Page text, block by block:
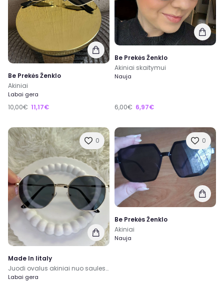
Be Prekės Ženklo
Akiniai
Labai gera
10,00€ 11,17€
Be Prekės Ženklo
Akiniai skaitymui
Nauja
6,00€ 6,97€
0
Made In Iitaly
Juodi ovalus akiniai nuo saules aukso spalvos remeliais
Labai gera
0
Be Prekės Ženklo
Akiniai
Nauja